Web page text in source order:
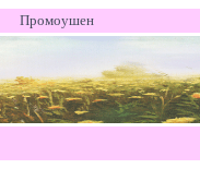
Промоушен